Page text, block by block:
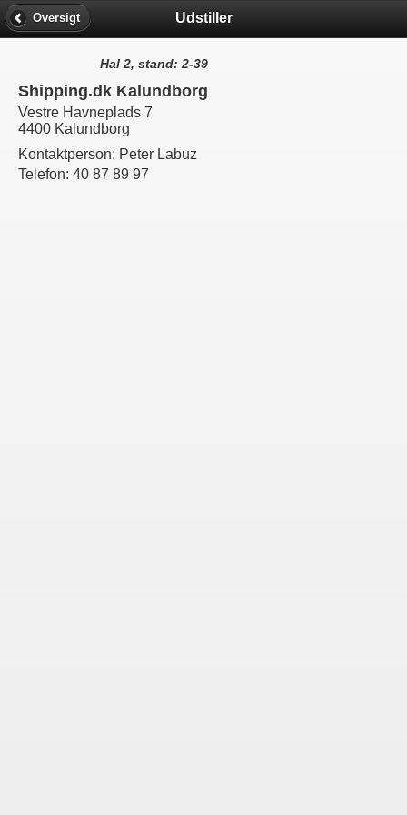
Oversigt Udstiller
Hal 2, stand: 2-39
Shipping.dk Kalundborg
Vestre Havneplads 7
4400 Kalundborg
Kontaktperson: Peter Labuz
Telefon: 40 87 89 97